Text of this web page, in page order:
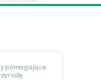
pomagające